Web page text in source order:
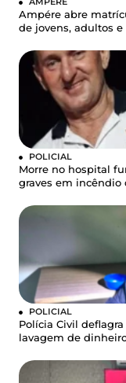
Ampére abre
de jovens, adultos e
POLICIAL
Morre no hospital
graves em incêndio
POLICIAL
Polícia Civil
lavagem de